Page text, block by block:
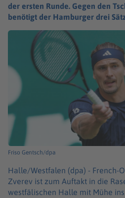
der ersten Runde. Gegen den
benötigt der Hamburger drei
Friso Gentsch/dpa
Halle/Westfalen (dpa) - French-
Zverev ist zum Auftakt in die
westfälischen Halle mit Mühe